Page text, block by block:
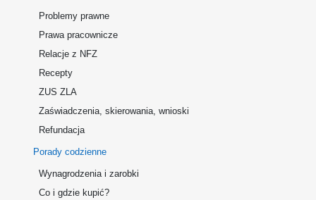
Problemy prawne
Prawa pracownicze
Relacje z NFZ
Recepty
ZUS ZLA
Zaświadczenia, skierowania, wnioski
Refundacja
Porady codzienne
Wynagrodzenia i zarobki
Co i gdzie kupić?